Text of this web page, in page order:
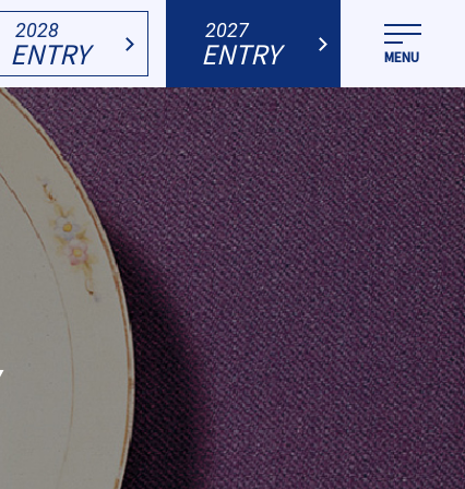
2028
ENTRY
2027
ENTRY